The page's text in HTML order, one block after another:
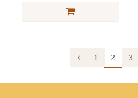
1 2 3